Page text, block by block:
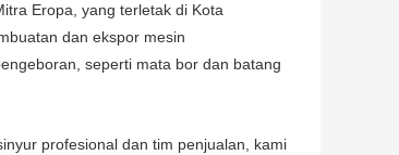
Eropa, yang terletak di Kota
dan ekspor mesin
seperti mata bor dan batang
profesional dan tim penjualan, kami